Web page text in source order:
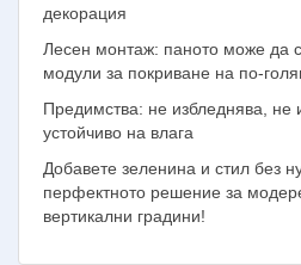
декорация
Лесен монтаж: паното може да
модули за покриване на по-
Предимства: не избледнява, не
устойчиво на влага
Добавете зеленина и стил без
перфектното решение за
вертикални градини!